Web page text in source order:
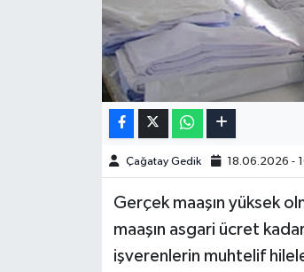
Çağatay Gedik 18.06.2026 -
Gerçek maaşın yüksek
maaşın asgari ücret kadar
işverenlerin muhtelif